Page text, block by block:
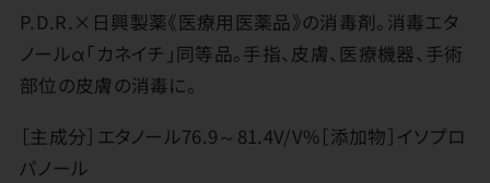
P.D.R.×日興製薬《医療用医薬品》の消毒剤。消毒エタ
ノールα「カネイチ」同等品。手指、皮膚、医療機器、手術
部位の皮膚の消毒に。
［主成分］エタノール76.9～81.4V/V%［添加物］イソプロ
パノール